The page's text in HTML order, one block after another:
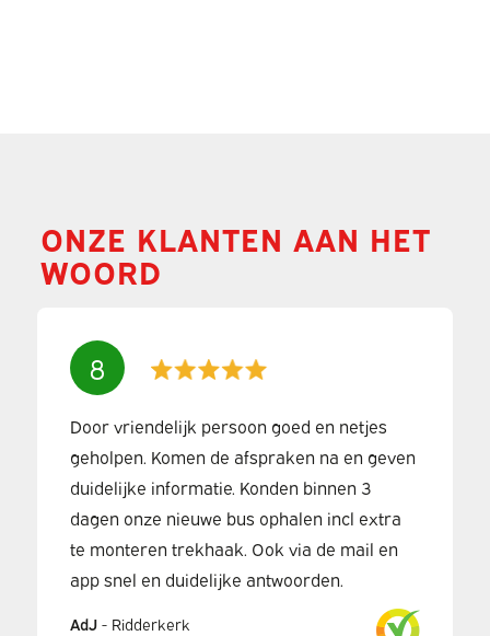
ONZE KLANTEN AAN HET
WOORD
8
Door vriendelijk persoon goed en netjes
geholpen. Komen de afspraken na en geven
duidelijke informatie. Konden binnen 3
dagen onze nieuwe bus ophalen incl extra
te monteren trekhaak. Ook via de mail en
app snel en duidelijke antwoorden.
AdJ- Ridderkerk